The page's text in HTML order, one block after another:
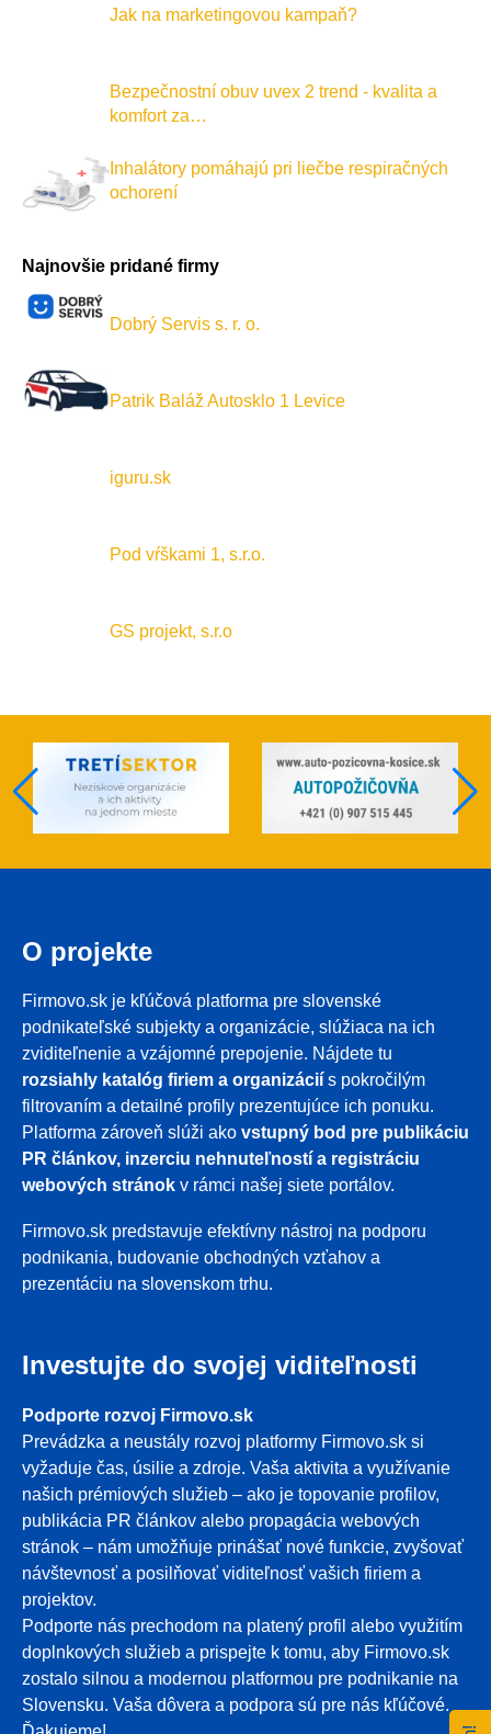
Jak na marketingovou kampaň?
Bezpečnostní obuv uvex 2 trend - kvalita a
komfort za…
Inhalátory pomáhajú pri liečbe respiračných
ochorení
Najnovšie pridané firmy
Dobrý Servis s. r. o.
Patrik Baláž Autosklo 1 Levice
iguru.sk
Pod vŕškami 1, s.r.o.
GS projekt, s.r.o
O projekte
Firmovo.sk je kľúčová platforma pre slovenské
podnikateľské subjekty a organizácie, slúžiaca na ich
zviditeľnenie a vzájomné prepojenie. Nájdete tu
rozsiahly katalóg firiem a organizácií s pokročilým
filtrovaním a detailné profily prezentujúce ich ponuku.
Platforma zároveň slúži ako vstupný bod pre publikáciu
PR článkov, inzerciu nehnuteľností a registráciu
webových stránok v rámci našej siete portálov.
Firmovo.sk predstavuje efektívny nástroj na podporu
podnikania, budovanie obchodných vzťahov a
prezentáciu na slovenskom trhu.
Investujte do svojej viditeľnosti
Podporte rozvoj Firmovo.sk
Prevádzka a neustály rozvoj platformy Firmovo.sk si
vyžaduje čas, úsilie a zdroje. Vaša aktivita a využívanie
našich prémiových služieb – ako je topovanie profilov,
publikácia PR článkov alebo propagácia webových
stránok – nám umožňuje prinášať nové funkcie, zvyšovať
návštevnosť a posilňovať viditeľnosť vašich firiem a
projektov.
Podporte nás prechodom na platený profil alebo využitím
doplnkových služieb a prispejte k tomu, aby Firmovo.sk
zostalo silnou a modernou platformou pre podnikanie na
Slovensku. Vaša dôvera a podpora sú pre nás kľúčové.